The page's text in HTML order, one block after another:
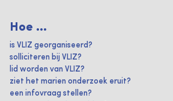
Hoe ...
is VLIZ georganiseerd?
solliciteren bij VLIZ?
lid worden van VLIZ?
ziet het marien onderzoek eruit?
een infovraag stellen?